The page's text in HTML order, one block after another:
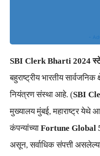
-
SBI Clerk Bharti 2024
बहुराष्ट्रीय भारतीय
नियंत्रण संस्था आहे. (SBI
मुख्यालय मुंबई, महाराष्ट्र येथे
कंपन्यांच्या Fortune Global
असून, सर्वाधिक संपत्ती